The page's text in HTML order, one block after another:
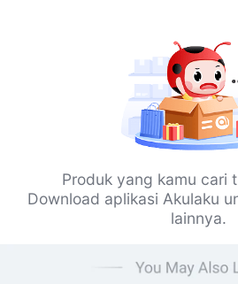
Produk yang kamu cari
Download aplikasi Akulaku
lainnya.